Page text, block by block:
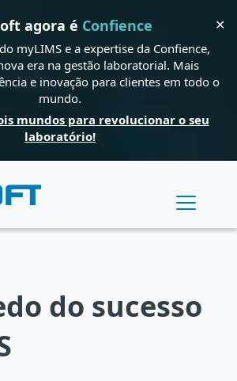
agora é Confience
myLIMS e a expertise da Confience,
era na gestão laboratorial. Mais
e inovação para clientes em todo o
mundo.
mundos para revolucionar o seu
laboratório!
✕
do sucesso